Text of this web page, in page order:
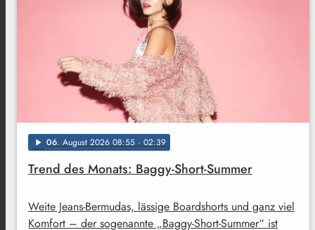
play_arrow 06. August 2026 08:55 · 02:39
Trend des Monats: Baggy-Short-Summer
Weite Jeans-Bermudas, lässige Boardshorts und ganz viel
Komfort – der sogenannte „Baggy-Short-Summer“ ist